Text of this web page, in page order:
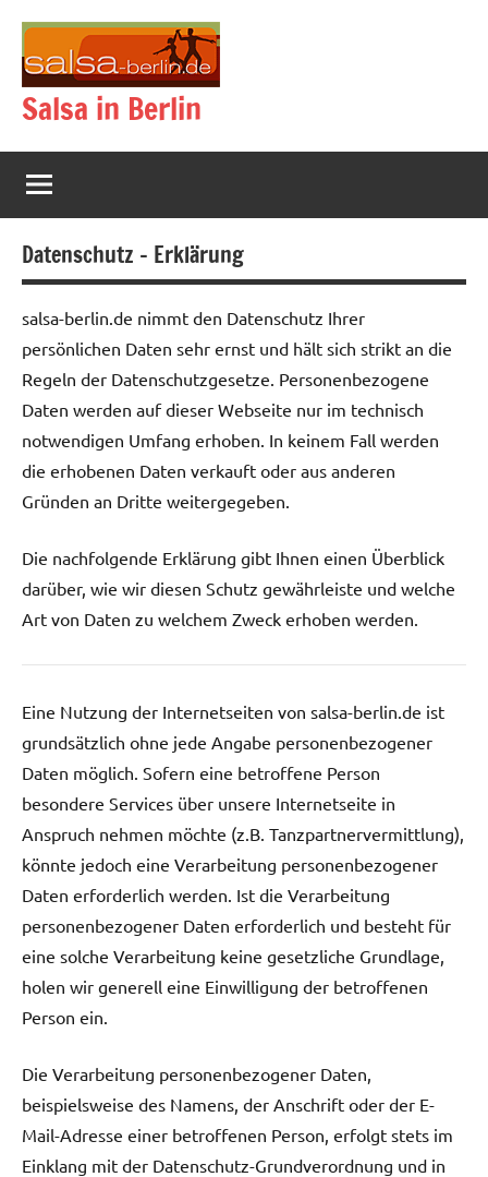
springen
Salsa in Berlin
Datenschutz – Erklärung
salsa-berlin.de nimmt den Datenschutz Ihrer
persönlichen Daten sehr ernst und hält sich strikt an die
Regeln der Datenschutzgesetze. Personenbezogene
Daten werden auf dieser Webseite nur im technisch
notwendigen Umfang erhoben. In keinem Fall werden
die erhobenen Daten verkauft oder aus anderen
Gründen an Dritte weitergegeben.
Die nachfolgende Erklärung gibt Ihnen einen Überblick
darüber, wie wir diesen Schutz gewährleiste und welche
Art von Daten zu welchem Zweck erhoben werden.
Eine Nutzung der Internetseiten von salsa-berlin.de ist
grundsätzlich ohne jede Angabe personenbezogener
Daten möglich. Sofern eine betroffene Person
besondere Services über unsere Internetseite in
Anspruch nehmen möchte (z.B. Tanzpartnervermittlung),
könnte jedoch eine Verarbeitung personenbezogener
Daten erforderlich werden. Ist die Verarbeitung
personenbezogener Daten erforderlich und besteht für
eine solche Verarbeitung keine gesetzliche Grundlage,
holen wir generell eine Einwilligung der betroffenen
Person ein.
Die Verarbeitung personenbezogener Daten,
beispielsweise des Namens, der Anschrift oder der E-
Mail-Adresse einer betroffenen Person, erfolgt stets im
Einklang mit der Datenschutz-Grundverordnung und in